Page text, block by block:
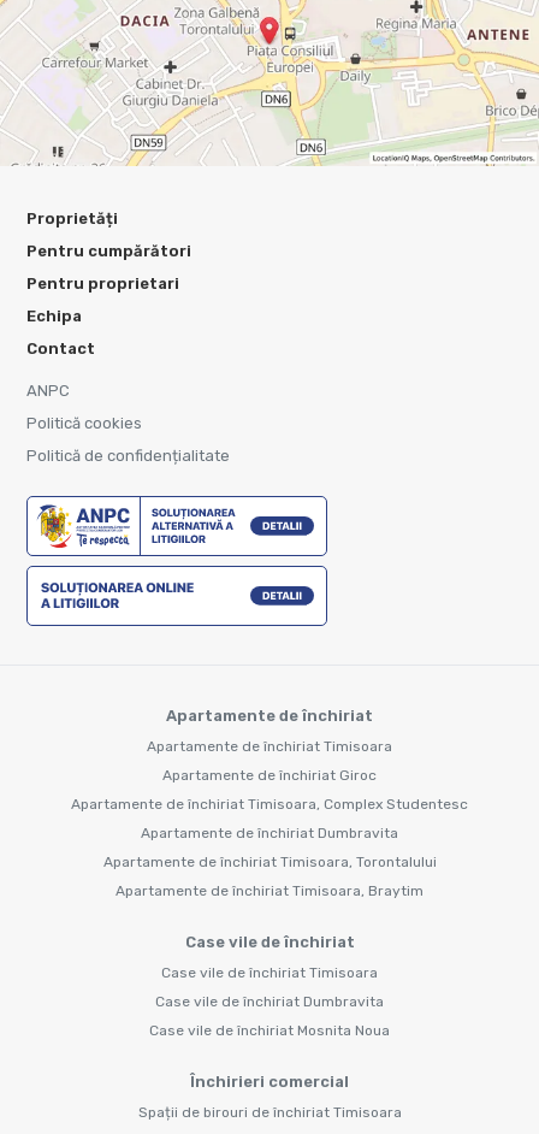
Proprietăți
Pentru cumpărători
Pentru proprietari
Echipa
Contact
ANPC
Politică cookies
Politică de confidențialitate
Apartamente de închiriat
Apartamente de închiriat Timisoara
Apartamente de închiriat Giroc
Apartamente de închiriat Timisoara, Complex Studentesc
Apartamente de închiriat Dumbravita
Apartamente de închiriat Timisoara, Torontalului
Apartamente de închiriat Timisoara, Braytim
Case vile de închiriat
Case vile de închiriat Timisoara
Case vile de închiriat Dumbravita
Case vile de închiriat Mosnita Noua
Închirieri comercial
Spații de birouri de închiriat Timisoara